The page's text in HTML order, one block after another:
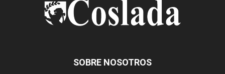
SOBRE NOSOTROS